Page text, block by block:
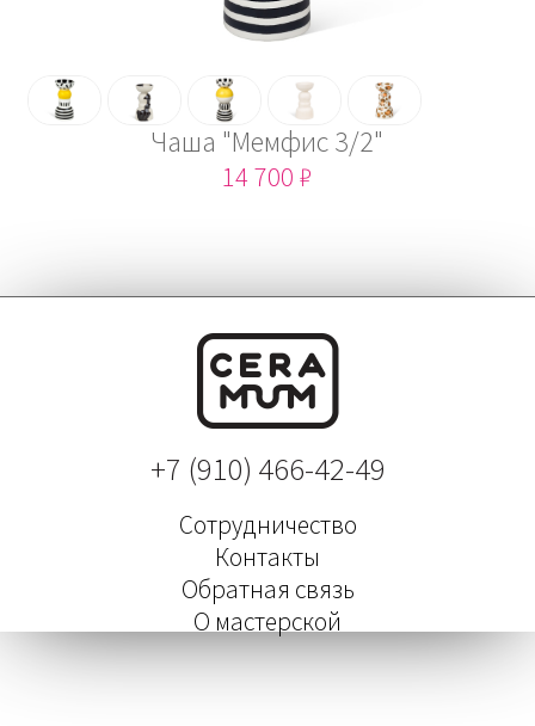
Чаша "Мемфис 3/2"
14 700 ₽
+7 (910) 466-42-49
Сотрудничество
Контакты
Обратная связь
О мастерской